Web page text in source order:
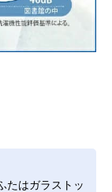
たはガラストッ